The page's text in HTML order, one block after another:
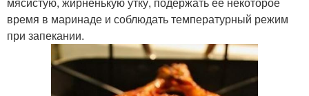
время в маринаде и соблюдать температурный режим
при запекании.